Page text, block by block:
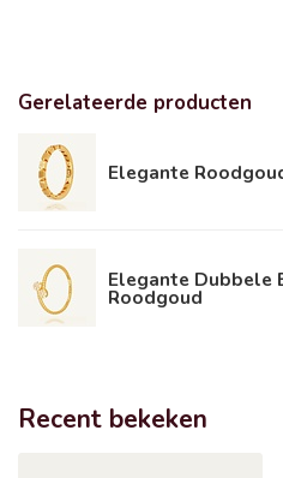
Gerelateerde producten
Elegante
Elegante Dubbele
Roodgoud
Recent bekeken